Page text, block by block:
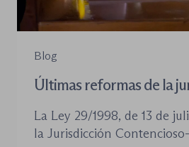
Blog
Últimas reformas de la
La Ley 29/1998, de 13 de
la Jurisdicción